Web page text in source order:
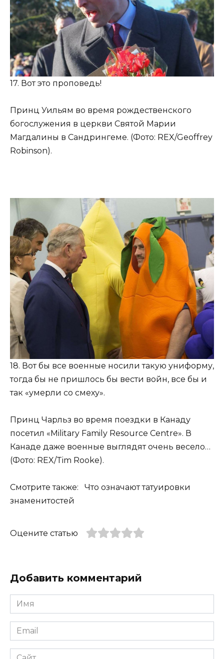
17. Вот это проповедь!
Принц Уильям во время рождественского
богослужения в церкви Святой Марии
Магдалины в Сандрингеме. (Фото: REX/Geoffrey
Robinson).
18. Вот бы все военные носили такую униформу,
тогда бы не пришлось бы вести войн, все бы и
так «умерли со смеху».
Принц Чарльз во время поездки в Канаду
посетил «Military Family Resource Centre». В
Канаде даже военные выглядят очень весело…
(Фото: REX/Tim Rooke).
Смотрите также: Что означают татуировки
знаменитостей
Оцените статью
Добавить комментарий
Имя
*
Email
*
Сайт